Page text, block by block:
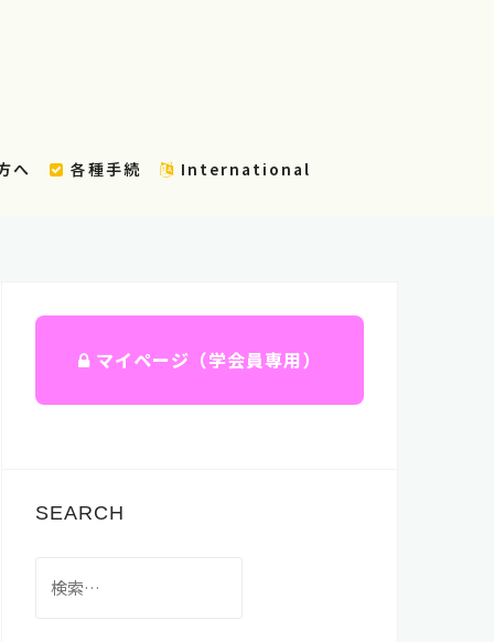
へ 各種手続 International
マイページ（学会員専用）
SEARCH
索: